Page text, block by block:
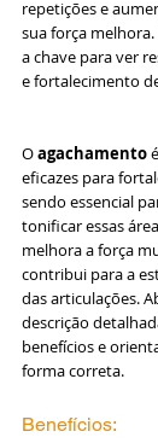
repetições e
sua força
a chave para ver
e fortalecimento
O agachamento
eficazes para
sendo essencial
tonificar essas
melhora a força
contribui para a
das articulações.
descrição
benefícios e
forma correta.
Benefícios: